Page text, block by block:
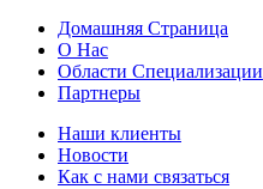
Домашняя Страница
О Нас
Области Специализации
Партнеры
Наши клиенты
Новости
Как с нами связаться